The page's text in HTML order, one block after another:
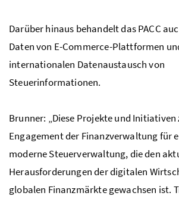
Darüber hinaus behandelt das PACC
Daten von E-Commerce-Plattformen
internationalen Datenaustausch von
Steuerinformationen.
Brunner: „Diese Projekte und Initiativen
Engagement der Finanzverwaltung für
moderne Steuerverwaltung, die den
Herausforderungen der digitalen
globalen Finanzmärkte gewachsen ist.